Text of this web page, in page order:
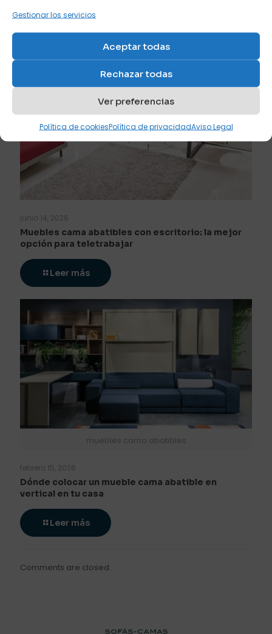
Gestionar los servicios
Aceptar todas
Rechazar todas
Ver preferencias
Política de cookiesPolítica de privacidadAviso Legal
junio 14, 2026
Muebles cama abatibles con escritorio: la mejor
opción para teletrabajar
Leer más
muebles cama abatibles
febrero 15, 2026
Dónde colocar un mueble cama abatible en
vertical en tu casa
Leer más
Comments are closed.